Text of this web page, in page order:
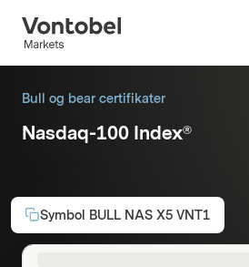
Bull og bear certifikater
Nasdaq-100 Index®
Symbol BULL NAS X5 VNT1